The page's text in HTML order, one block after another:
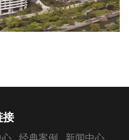
接
心 经典案例 新闻中心